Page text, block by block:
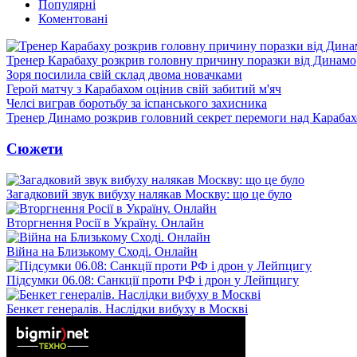
Популярні
Коментовані
Тренер Карабаху розкрив головну причину поразки від Динамо
Зоря посилила свій склад двома новачками
Герой матчу з Карабахом оцінив свій забитий м'яч
Челсі виграв боротьбу за іспанського захисника
Тренер Динамо розкрив головний секрет перемоги над
Сюжети
Загадковий звук вибуху налякав Москву: що це було
Вторгнення Росії в Україну. Онлайн
Війна на Близькому Сході. Онлайн
Підсумки 06.08: Санкції проти РФ і дрон у Лейпцигу
Бенкет генералів. Наслідки вибуху в Москві